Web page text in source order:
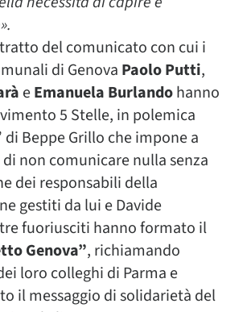
del comunicato con cui i
di Genova Paolo Putti,
eEmanuela Burlandohanno
5 Stelle, in polemica
di Beppe Grillo che impone a
non comunicare nulla senza
dei responsabili della
gestiti da lui e Davide
tre fuoriusciti hanno formato il
Genova”, richiamando
loro colleghi di Parma e
il messaggio di solidarietà del